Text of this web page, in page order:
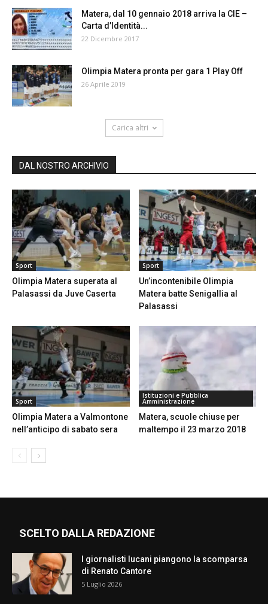
Matera, dal 10 gennaio 2018 arriva la CIE –
Carta d’Identità...
22 Dicembre 2017
Olimpia Matera pronta per gara 1 Play Off
26 Aprile 2019
Carica altri
DAL NOSTRO ARCHIVIO
Sport
Olimpia Matera superata al
Palasassi da Juve Caserta
Sport
Un’incontenibile Olimpia
Matera batte Senigallia al
Palasassi
Sport
Olimpia Matera a Valmontone
nell’anticipo di sabato sera
Istituzioni e Pubblica
Amministrazione
Matera, scuole chiuse per
maltempo il 23 marzo 2018
SCELTO DALLA REDAZIONE
I giornalisti lucani piangono la scomparsa
di Renato Cantore
5 Luglio 2026